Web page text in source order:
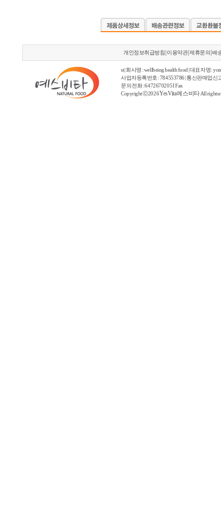
개인정보취급방침 이용약관|제휴문의 |배
st | 회사명 : wellbeing health food | 대표자명 :
사업자등록번호 : 784553786 | 통신판매업신
문의 전화 : 6472670205 I Fax
Copyright ⓒ2026YesVita 예스비타All rights